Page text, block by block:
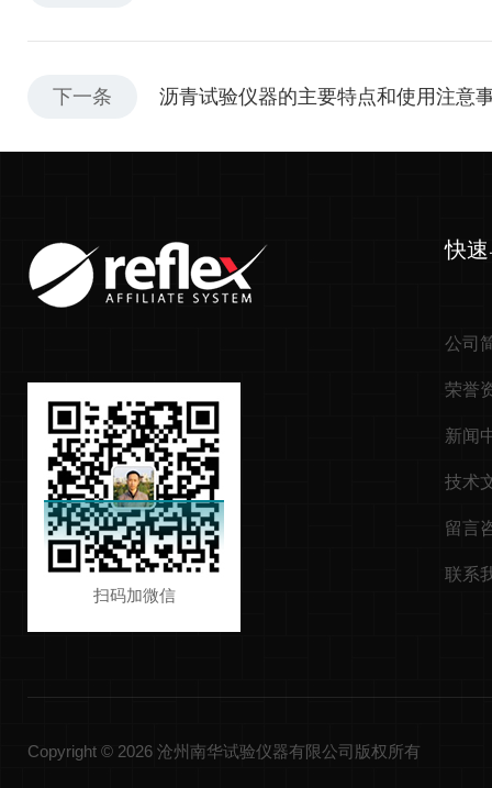
下一条 沥青试验仪器的主要特点和使用注意
扫码加微信
快
公司
荣誉
新闻
技术
留言
联系
Copyright © 2026 沧州南华试验仪器有限公司版权所有